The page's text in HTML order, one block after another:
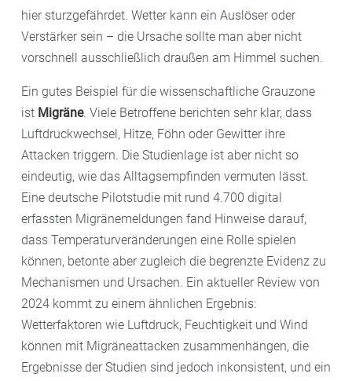
hier sturzgefährdet. Wetter kann ein Auslöser oder
Verstärker sein – die Ursache sollte man aber nicht
vorschnell ausschließlich draußen am Himmel suchen.
Ein gutes Beispiel für die wissenschaftliche Grauzone
ist Migräne. Viele Betroffene berichten sehr klar, dass
Luftdruckwechsel, Hitze, Föhn oder Gewitter ihre
Attacken triggern. Die Studienlage ist aber nicht so
eindeutig, wie das Alltagsempfinden vermuten lässt.
Eine deutsche Pilotstudie mit rund 4.700 digital
erfassten Migränemeldungen fand Hinweise darauf,
dass Temperaturveränderungen eine Rolle spielen
können, betonte aber zugleich die begrenzte Evidenz zu
Mechanismen und Ursachen. Ein aktueller Review von
2024 kommt zu einem ähnlichen Ergebnis:
Wetterfaktoren wie Luftdruck, Feuchtigkeit und Wind
können mit Migräneattacken zusammenhängen, die
Ergebnisse der Studien sind jedoch inkonsistent, und ein